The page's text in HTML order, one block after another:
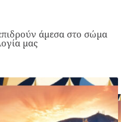
άμεσα στο σώμα
μας